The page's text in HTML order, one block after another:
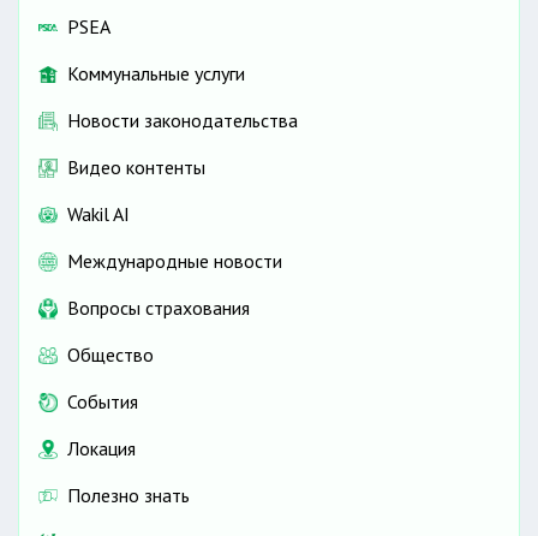
PSEA
Коммунальные услуги
Новости законодательства
Видео контенты
Wakil AI
Международные новости
Вопросы страхования
Общество
События
Локация
Полезно знать